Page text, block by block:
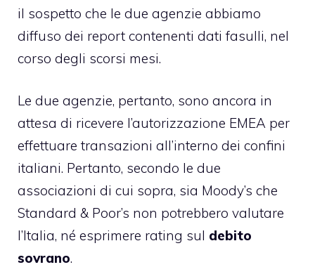
il sospetto che le due agenzie abbiamo
diffuso dei report contenenti dati fasulli, nel
corso degli scorsi mesi.
Le due agenzie, pertanto, sono ancora in
attesa di ricevere l’autorizzazione EMEA per
effettuare transazioni all’interno dei confini
italiani. Pertanto, secondo le due
associazioni di cui sopra, sia Moody’s che
Standard & Poor’s non potrebbero valutare
l’Italia, né esprimere rating sul debito
sovrano.